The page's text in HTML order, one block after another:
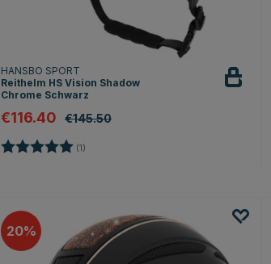
HANSBO SPORT
Reithelm HS Vision Shadow
Chrome Schwarz
€116.40 €145.50
Bewertung: (1)
20